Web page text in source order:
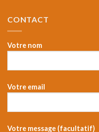
CONTACT
Votre nom
Votre email
Votre message (facultatif)